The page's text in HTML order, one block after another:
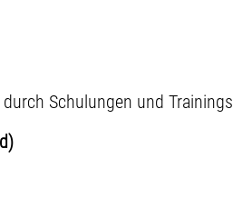
Schulungen und Trainings